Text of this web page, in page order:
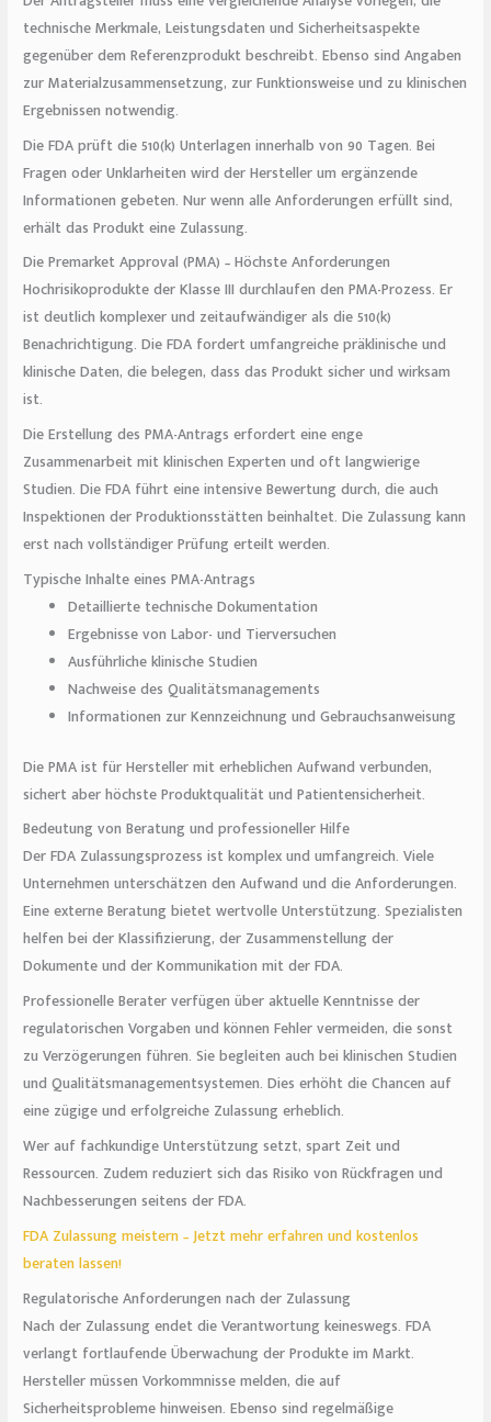
technische Merkmale, Leistungsdaten und Sicherheitsaspekte
gegenüber dem Referenzprodukt beschreibt. Ebenso sind Angaben
zur Materialzusammensetzung, zur Funktionsweise und zu klinischen
Ergebnissen notwendig.
Die FDA prüft die 510(k) Unterlagen innerhalb von 90 Tagen. Bei
Fragen oder Unklarheiten wird der Hersteller um ergänzende
Informationen gebeten. Nur wenn alle Anforderungen erfüllt sind,
erhält das Produkt eine Zulassung.
Die Premarket Approval (PMA) – Höchste Anforderungen
Hochrisikoprodukte der Klasse III durchlaufen den PMA-Prozess. Er
ist deutlich komplexer und zeitaufwändiger als die 510(k)
Benachrichtigung. Die FDA fordert umfangreiche präklinische und
klinische Daten, die belegen, dass das Produkt sicher und wirksam
ist.
Die Erstellung des PMA-Antrags erfordert eine enge
Zusammenarbeit mit klinischen Experten und oft langwierige
Studien. Die FDA führt eine intensive Bewertung durch, die auch
Inspektionen der Produktionsstätten beinhaltet. Die Zulassung kann
erst nach vollständiger Prüfung erteilt werden.
Typische Inhalte eines PMA-Antrags
Detaillierte technische Dokumentation
Ergebnisse von Labor- und Tierversuchen
Ausführliche klinische Studien
Nachweise des Qualitätsmanagements
Informationen zur Kennzeichnung und Gebrauchsanweisung
Die PMA ist für Hersteller mit erheblichen Aufwand verbunden,
sichert aber höchste Produktqualität und Patientensicherheit.
Bedeutung von Beratung und professioneller Hilfe
Der FDA Zulassungsprozess ist komplex und umfangreich. Viele
Unternehmen unterschätzen den Aufwand und die Anforderungen.
Eine externe Beratung bietet wertvolle Unterstützung. Spezialisten
helfen bei der Klassifizierung, der Zusammenstellung der
Dokumente und der Kommunikation mit der FDA.
Professionelle Berater verfügen über aktuelle Kenntnisse der
regulatorischen Vorgaben und können Fehler vermeiden, die sonst
zu Verzögerungen führen. Sie begleiten auch bei klinischen Studien
und Qualitätsmanagementsystemen. Dies erhöht die Chancen auf
eine zügige und erfolgreiche Zulassung erheblich.
Wer auf fachkundige Unterstützung setzt, spart Zeit und
Ressourcen. Zudem reduziert sich das Risiko von Rückfragen und
Nachbesserungen seitens der FDA.
FDA Zulassung meistern – Jetzt mehr erfahren und kostenlos
beraten lassen!
Regulatorische Anforderungen nach der Zulassung
Nach der Zulassung endet die Verantwortung keineswegs. FDA
verlangt fortlaufende Überwachung der Produkte im Markt.
Hersteller müssen Vorkommnisse melden, die auf
Sicherheitsprobleme hinweisen. Ebenso sind regelmäßige